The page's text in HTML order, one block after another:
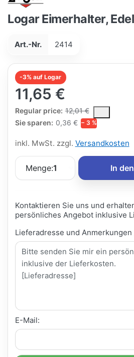
Logar Eimerhalter,
Art.-Nr. 2414
-3% auf Logar
11,65 €
Regular price: 12,01 €
The Regular Price is the median
Sie sparen: 0,36 € − 3 %
inkl. MwSt. zzgl. Versandkosten
Menge:1 In
Kontaktieren Sie uns und
persönliches Angebot inklusive
Lieferadresse und Anmerkungen
E-Mail: